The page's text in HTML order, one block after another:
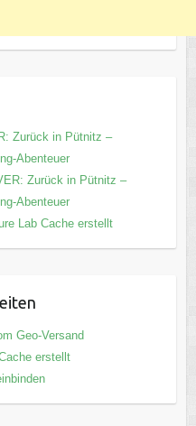
Zurück in Pütnitz –
Abenteuer
Zurück in Pütnitz –
Abenteuer
Lab Cache erstellt
Geo-Versand
erstellt